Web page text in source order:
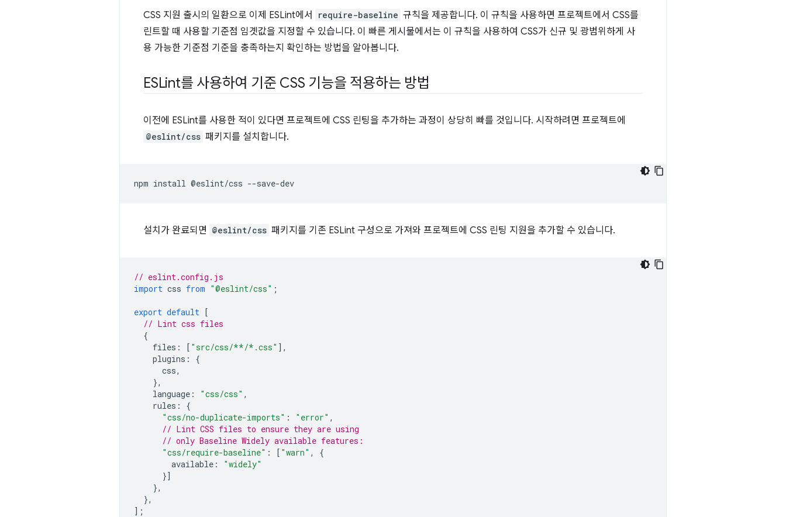
CSS 지원 출시의 일환으로 이제 ESLint에서 require-baseline 규칙을 제공합니다. 이 규칙을 사용하면 프로젝트에서 CSS를
린트할 때 사용할 기준점 임곗값을 지정할 수 있습니다. 이 빠른 게시물에서는 이 규칙을 사용하여 CSS가 신규 및 광범위하게 사
용 가능한 기준점 기준을 충족하는지 확인하는 방법을 알아봅니다.
ESLint를 사용하여 기준 CSS 기능을 적용하는 방법
이전에 ESLint를 사용한 적이 있다면 프로젝트에 CSS 린팅을 추가하는 과정이 상당히 빠를 것입니다. 시작하려면 프로젝트에
@eslint/css 패키지를 설치합니다.
설치가 완료되면 @eslint/css 패키지를 기존 ESLint 구성으로 가져와 프로젝트에 CSS 린팅 지원을 추가할 수 있습니다.
// eslint.config.js
import css from "@eslint/css" ;
export default [
// Lint css files
{
files : [ "src/css/**/*.css" ],
plugins :
{
css,
},
language : "css/css" ,
rules :
{
"css/no-duplicate-imports" : "error" ,
// Lint CSS files to ensure they are using
// only Baseline Widely available features:
"css/require-baseline" : [ "warn" ,
{
available :
"widely"
}]
},
},
];